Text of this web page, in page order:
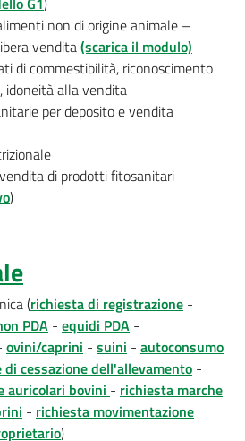
non di origine animale –
vendita(scarica il modulo)
di commestibilità, riconoscimento
idoneità alla vendita
per deposito e vendita
di prodotti fitosanitari
)
(richiesta di registrazione -
PDA - equidi PDA -
ovini/caprini - suini - autoconsumo
di cessazione dell'allevamento -
auricolari bovini - richiesta marche
- richiesta movimentazione
)